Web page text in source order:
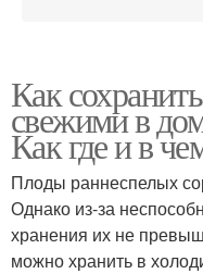
Полезное варение
Пюре из груши
Как
свежими в
Как где и в
Плоды раннеспелых
Однако из-за
хранения их не
можно хранить в